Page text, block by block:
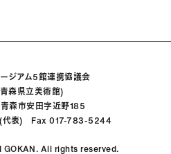
ジアム5館連携協議会
森県立美術館)
森市安田字近野185
代表) Fax 017-783-5244
All rights reserved.